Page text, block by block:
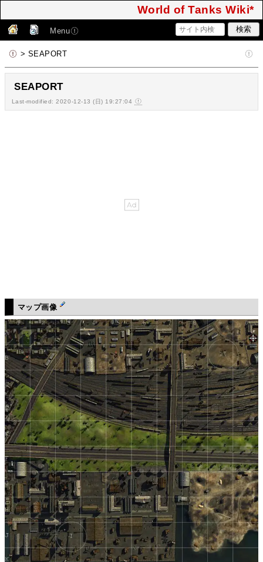
World of Tanks Wiki*
Menu
> SEAPORT
SEAPORT
Last-modified: 2020-12-13 (日) 19:27:04
マップ画像